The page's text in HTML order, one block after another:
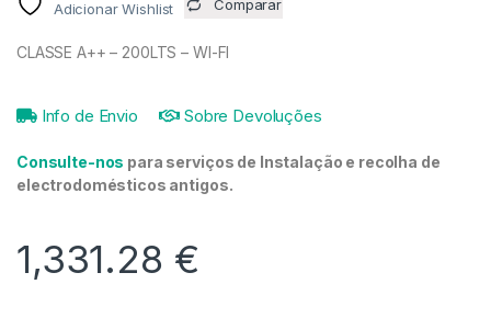
Adicionar Wishlist Comparar
CLASSE A++ – 200LTS – WI-FI
Info de Envio Sobre Devoluções
Consulte-nos para serviços de Instalação e recolha de
electrodomésticos antigos.
1,331.28 €